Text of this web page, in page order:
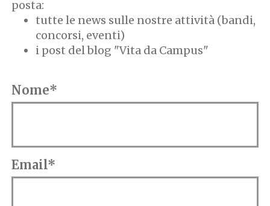
posta:
tutte le news sulle nostre attività (bandi,
concorsi, eventi)
i post del blog "Vita da Campus"
Nome*
Email*